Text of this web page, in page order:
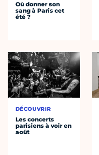
Où donner son
sang à Paris cet
été ?
DÉCOUVRIR
Les concerts
parisiens à voir en
août